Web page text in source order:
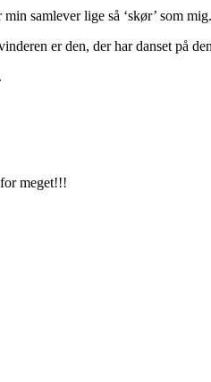
samlever lige så ‘skør’ som
er den, der har danset på
meget!!!